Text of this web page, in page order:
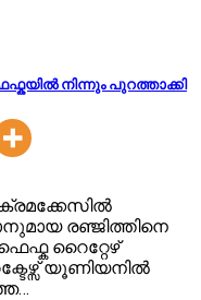
നിന്നും പുറത്താക്കി
രഞ്ജിത്തിനെ
റൈറ്റേഴ്
യൂണിയനിൽ